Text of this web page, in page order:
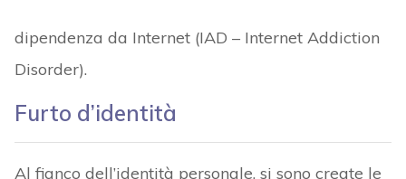
dipendenza da Internet (IAD – Internet Addiction
Disorder).
Furto d’identità
Al fianco dell’identità personale, si sono create le